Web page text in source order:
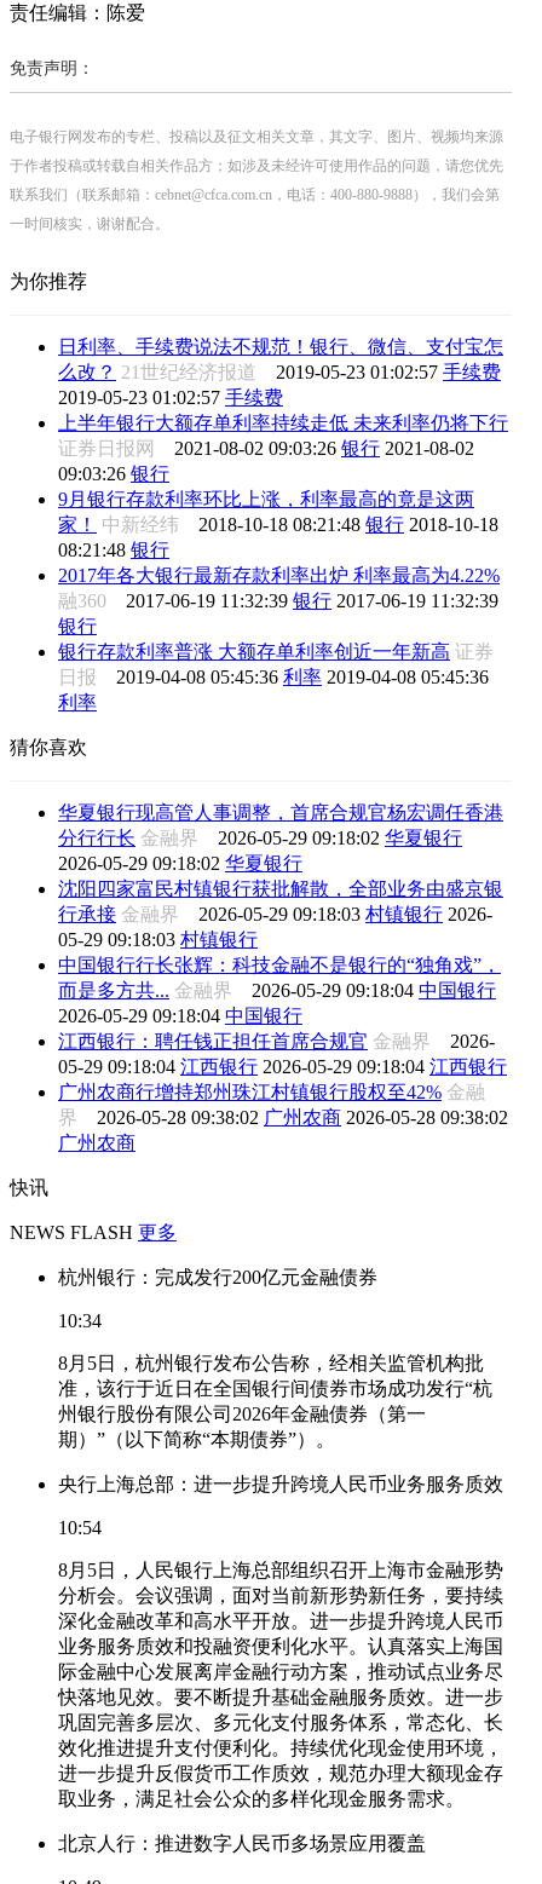
责任编辑：陈爱
免责声明：
电子银行网发布的专栏、投稿以及征文相关文章，其文字、图片、视频均来源
于作者投稿或转载自相关作品方；如涉及未经许可使用作品的问题，请您优先
联系我们（联系邮箱：cebnet@cfca.com.cn，电话：400-880-9888），我们会第
一时间核实，谢谢配合。
为你推荐
日利率、手续费说法不规范！银行、微信、支付宝怎
么改？ 21世纪经济报道 2019-05-23 01:02:57 手续费
2019-05-23 01:02:57 手续费
上半年银行大额存单利率持续走低 未来利率仍将下行
证券日报网 2021-08-02 09:03:26 银行 2021-08-02
09:03:26 银行
9月银行存款利率环比上涨，利率最高的竟是这两
家！
中新经纬 2018-10-18 08:21:48 银行 2018-10-18
08:21:48 银行
2017年各大银行最新存款利率出炉 利率最高为4.22%
融360 2017-06-19 11:32:39 银行 2017-06-19 11:32:39
银行
银行存款利率普涨 大额存单利率创近一年新高 证券
日报 2019-04-08 05:45:36 利率 2019-04-08 05:45:36
利率
猜你喜欢
华夏银行现高管人事调整，首席合规官杨宏调任香港
分行行长 金融界 2026-05-29 09:18:02 华夏银行
2026-05-29 09:18:02 华夏银行
沈阳四家富民村镇银行获批解散，全部业务由盛京银
行承接 金融界 2026-05-29 09:18:03 村镇银行 2026-
05-29 09:18:03 村镇银行
中国银行行长张辉：科技金融不是银行的“独角戏”，
而是多方共... 金融界 2026-05-29 09:18:04 中国银行
2026-05-29 09:18:04 中国银行
江西银行：聘任钱正担任首席合规官 金融界 2026-
05-29 09:18:04 江西银行 2026-05-29 09:18:04 江西银行
广州农商行增持郑州珠江村镇银行股权至42% 金融
界 2026-05-28 09:38:02 广州农商 2026-05-28 09:38:02
广州农商
快讯
NEWS FLASH 更多
杭州银行：完成发行200亿元金融债券
10:34
8月5日，杭州银行发布公告称，经相关监管机构批
准，该行于近日在全国银行间债券市场成功发行“杭
州银行股份有限公司2026年金融债券（第一
期）”（以下简称“本期债券”）。
央行上海总部：进一步提升跨境人民币业务服务质效
10:54
8月5日，人民银行上海总部组织召开上海市金融形势
分析会。会议强调，面对当前新形势新任务，要持续
深化金融改革和高水平开放。进一步提升跨境人民币
业务服务质效和投融资便利化水平。认真落实上海国
际金融中心发展离岸金融行动方案，推动试点业务尽
快落地见效。要不断提升基础金融服务质效。进一步
巩固完善多层次、多元化支付服务体系，常态化、长
效化推进提升支付便利化。持续优化现金使用环境，
进一步提升反假货币工作质效，规范办理大额现金存
取业务，满足社会公众的多样化现金服务需求。
北京人行：推进数字人民币多场景应用覆盖